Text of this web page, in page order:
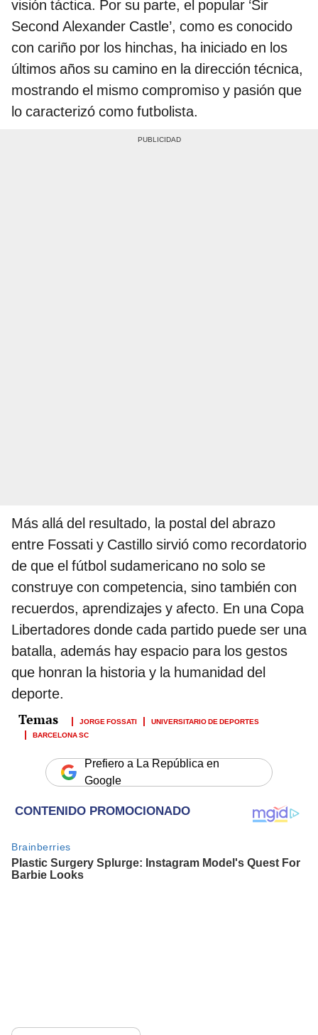
visión táctica. Por su parte, el popular ‘Sir
Second Alexander Castle’, como es conocido
con cariño por los hinchas, ha iniciado en los
últimos años su camino en la dirección técnica,
mostrando el mismo compromiso y pasión que
lo caracterizó como futbolista.
Más allá del resultado, la postal del abrazo
entre Fossati y Castillo sirvió como recordatorio
de que el fútbol sudamericano no solo se
construye con competencia, sino también con
recuerdos, aprendizajes y afecto. En una Copa
Libertadores donde cada partido puede ser una
batalla, además hay espacio para los gestos
que honran la historia y la humanidad del
deporte.
JORGE FOSSATI
UNIVERSITARIO DE DEPORTES
BARCELONA SC
Prefiero a La República en
Google